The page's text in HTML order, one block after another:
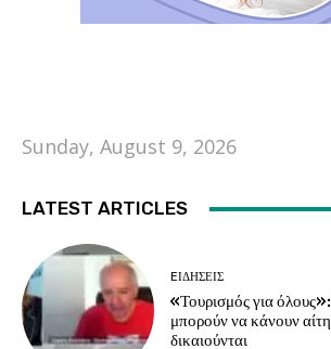
Sunday, August 9, 2026
LATEST ARTICLES
EΙΔΗΣΕΙΣ
«Τουρισμός για
μπορούν να κάνουν
δικαιούνται